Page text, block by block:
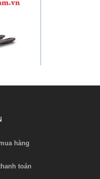
hàng
toán